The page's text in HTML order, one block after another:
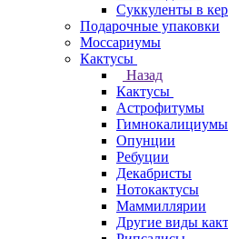
Суккуленты в
Подарочные упаковки
Моссариумы
Кактусы
Назад
Кактусы
Астрофитумы
Гимнокалициумы
Опунции
Ребуции
Декабристы
Нотокактусы
Маммиллярии
Другие виды